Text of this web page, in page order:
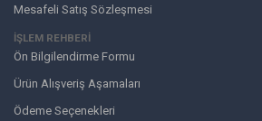
Mesafeli Satış Sözleşmesi
İŞLEM REHBERİ
Ön Bilgilendirme Formu
Ürün Alışveriş Aşamaları
Ödeme Seçenekleri